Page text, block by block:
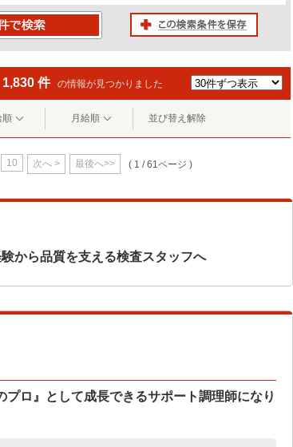
1,830 件 の情報が見つかりました
順 月給順 並び替え解除
10 次へ > 最後へ>> ( 1 / 61ページ )
から品質を支える検査スタッフへ
ロ』として成長できるサポート調理師になり